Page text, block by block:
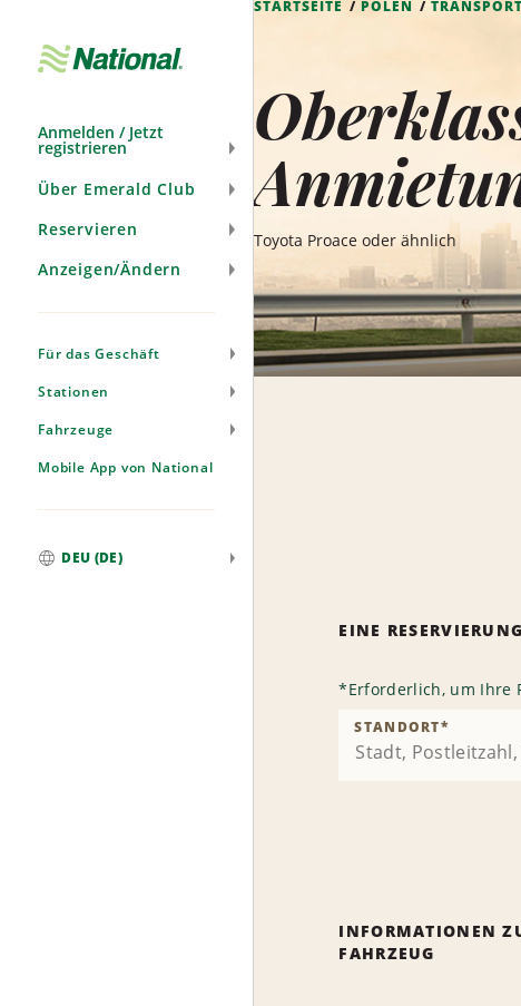
Anmelden / Jetzt
registrieren
Über Emerald Club
Reservieren
Anzeigen/Ändern
Für das Geschäft
Stationen
Fahrzeuge
Mobile App von National
DEU (DE)
STARTSEITE POLEN
Toyota Proace oder ähnlich
EINE
*Erforderlich, um Ihre
STANDORT*
INFORMATIONEN
FAHRZEUG